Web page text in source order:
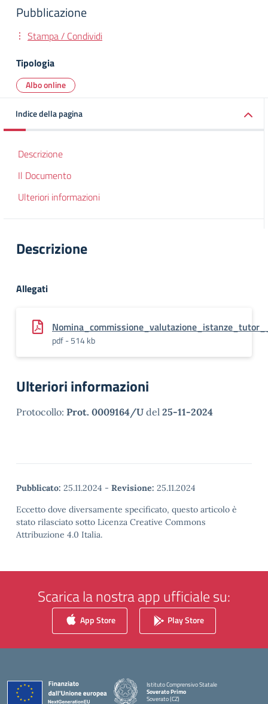
Pubblicazione
Stampa / Condividi
Tipologia
Albo online
Indice della pagina
Descrizione
Il Documento
Ulteriori informazioni
Descrizione
Allegati
pdf - 514 kb
Ulteriori informazioni
Protocollo: Prot. 0009164/U del 25-11-2024
Pubblicato: 25.11.2024 - Revisione: 25.11.2024
Eccetto dove diversamente specificato, questo articolo è
stato rilasciato sotto Licenza Creative Commons
Attribuzione 4.0 Italia.
Scarica la nostra app ufficiale su:
App Store Play Store
Istituto Comprensivo Statale
Soverato Primo
Soverato (CZ)